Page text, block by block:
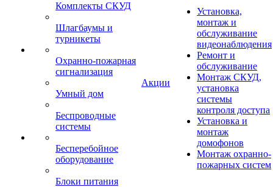
Комплекты СКУД
Шлагбаумы и
турникеты
Охранно-пожарная
сигнализация
Умный дом
Беспроводные
системы
Бесперебойное
оборудование
Блоки питания
Акции
Установка,
монтаж и
обслуживание
видеонаблюдения
Ремонт и
обслуживание
Монтаж СКУД,
установка
системы
контроля доступа
Установка и
монтаж
домофонов
Монтаж охранно-
пожарных систем